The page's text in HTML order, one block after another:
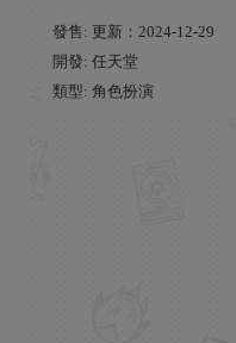
發售: 更新：2024-12-29
開發: 任天堂
類型: 角色扮演